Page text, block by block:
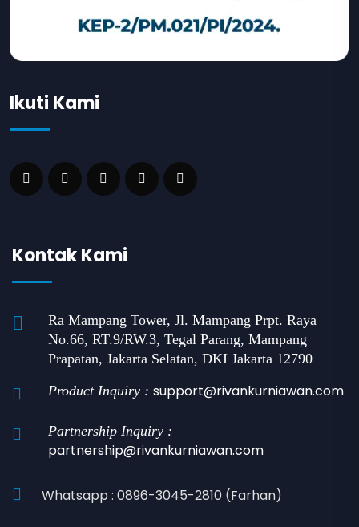
Ikuti Kami
Kontak Kami
Ra Mampang Tower, Jl. Mampang Prpt. Raya
No.66, RT.9/RW.3, Tegal Parang, Mampang
Prapatan, Jakarta Selatan, DKI Jakarta 12790
Product Inquiry : support@rivankurniawan.com
Partnership Inquiry :
partnership@rivankurniawan.com
Whatsapp : 0896-3045-2810 (Farhan)